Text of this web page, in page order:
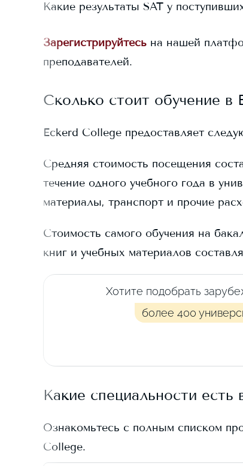
Какие результаты SAT у
Зарегистрируйтесь на нашей
преподавателей.
Сколько стоит обучение в
Eckerd College предоставляет
Средняя стоимость посещения
течение одного учебного года в
материалы, транспорт и прочие
Стоимость самого обучения на
книг и учебных материалов
Хотите подобрать
более 400
Какие специальности есть
Ознакомьтесь с полным списком
College.